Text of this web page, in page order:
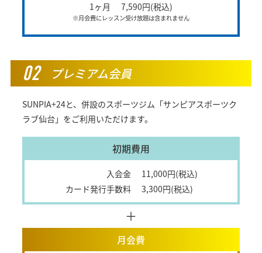
1ヶ月 7,590円(税込)
※月会費にレッスン受け放題は含まれません
02 プレミアム会員
SUNPIA+24と、併設のスポーツジム「サンピアスポーツク
ラブ仙台」をご利用いただけます。
初期費用
入会金
11,000円(税込)
カード発行手数料
3,300円(税込)
＋
月会費